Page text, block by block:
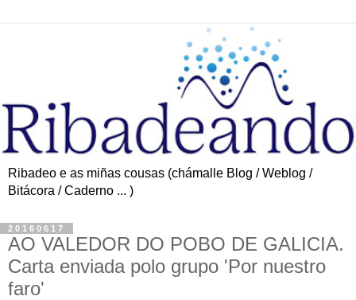
Ribadeo e as miñas cousas (chámalle Blog / Weblog /
Bitácora / Caderno ... )
20160617
AO VALEDOR DO POBO DE GALICIA.
Carta enviada polo grupo 'Por nuestro
faro'